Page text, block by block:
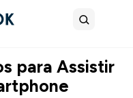
Buscar
para Assistir